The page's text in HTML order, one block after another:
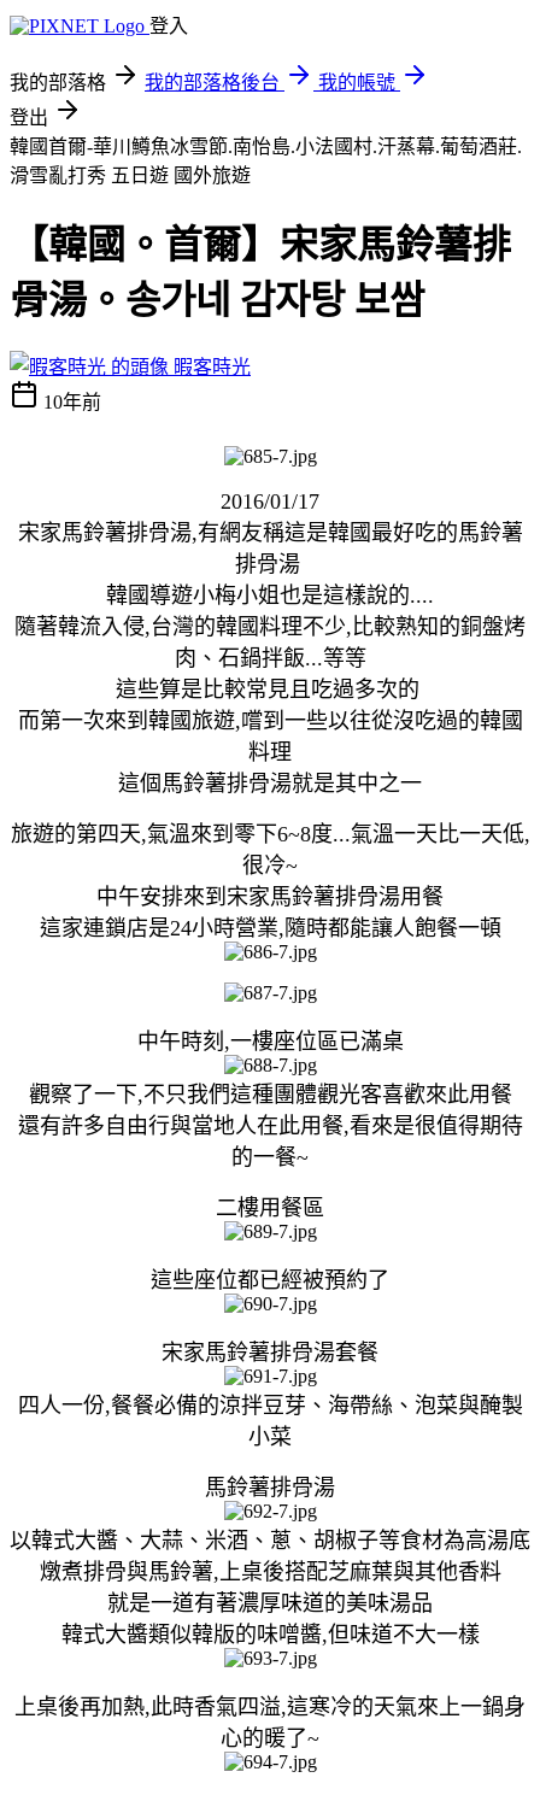
登入
我的部落格 我的部落格後台
我的帳號
登出
韓國首爾-華川鱒魚冰雪節.南怡島.小法國村.汗蒸幕.葡萄酒莊.
滑雪亂打秀 五日遊 國外旅遊
【韓國。首爾】宋家馬鈴薯排
骨湯。송가네 감자탕 보쌈
暇客時光
10年前
2016/01/17
宋家馬鈴薯排骨湯,有網友稱這是韓國最好吃的馬鈴薯
排骨湯
韓國導遊小梅小姐也是這樣說的....
隨著韓流入侵,台灣的韓國料理不少,比較熟知的銅盤烤
肉、石鍋拌飯...等等
這些算是比較常見且吃過多次的
而第一次來到韓國旅遊,嚐到一些以往從沒吃過的韓國
料理
這個馬鈴薯排骨湯就是其中之一
旅遊的第四天,氣溫來到零下6~8度...氣溫一天比一天低,
很冷~
中午安排來到宋家馬鈴薯排骨湯用餐
這家連鎖店是24小時營業,隨時都能讓人飽餐一頓
中午時刻,一樓座位區已滿桌
觀察了一下,不只我們這種團體觀光客喜歡來此用餐
還有許多自由行與當地人在此用餐,看來是很值得期待
的一餐~
二樓用餐區
這些座位都已經被預約了
宋家馬鈴薯排骨湯套餐
四人一份,餐餐必備的涼拌豆芽、海帶絲、泡菜與醃製
小菜
馬鈴薯排骨湯
以韓式大醬、大蒜、米酒、蔥、胡椒子等食材為高湯底
燉煮排骨與馬鈴薯,上桌後搭配芝麻葉與其他香料
就是一道有著濃厚味道的美味湯品
韓式大醬類似韓版的味噌醬,但味道不大一樣
上桌後再加熱,此時香氣四溢,這寒冷的天氣來上一鍋身
心的暖了~